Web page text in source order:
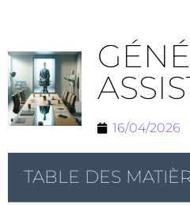
16/04/2026
TABLE DES